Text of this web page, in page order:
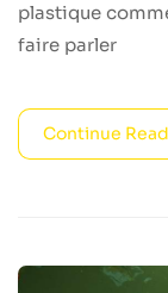
plastique
faire parler
Continue